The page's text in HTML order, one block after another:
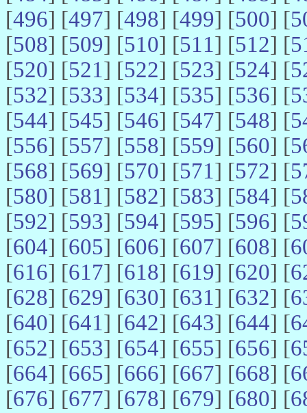
[496] [497] [498] [499] [500] [
[508] [509] [510] [511] [512] [
[520] [521] [522] [523] [524] [
[532] [533] [534] [535] [536] [
[544] [545] [546] [547] [548] [
[556] [557] [558] [559] [560] [
[568] [569] [570] [571] [572] [
[580] [581] [582] [583] [584] [
[592] [593] [594] [595] [596] [
[604] [605] [606] [607] [608] [
[616] [617] [618] [619] [620] [
[628] [629] [630] [631] [632] [
[640] [641] [642] [643] [644] [
[652] [653] [654] [655] [656] [
[664] [665] [666] [667] [668] [
[676] [677] [678] [679] [680] [